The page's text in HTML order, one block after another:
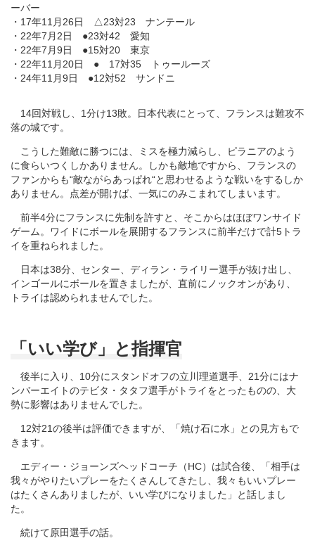
ーバー
・17年11月26日 △23対23 ナンテール
・22年7月2日 ●23対42 愛知
・22年7月9日 ●15対20 東京
・22年11月20日 ● 17対35 トゥールーズ
・24年11月9日 ●12対52 サンドニ
14回対戦し、1分け13敗。日本代表にとって、フランスは難攻不
落の城です。
こうした難敵に勝つには、ミスを極力減らし、ピラニアのよう
に食らいつくしかありません。しかも敵地ですから、フランスの
ファンからも“敵ながらあっぱれ“と思わせるような戦いをするしか
ありません。点差が開けば、一気にのみこまれてしまいます。
前半4分にフランスに先制を許すと、そこからはほぼワンサイド
ゲーム。ワイドにボールを展開するフランスに前半だけで計5トラ
イを重ねられました。
日本は38分、センター、ディラン・ライリー選手が抜け出し、
インゴールにボールを置きましたが、直前にノックオンがあり、
トライは認められませんでした。
「いい学び」と指揮官
後半に入り、10分にスタンドオフの立川理道選手、21分にはナ
ンバーエイトのテビタ・タタフ選手がトライをとったものの、大
勢に影響はありませんでした。
12対21の後半は評価できますが、「焼け石に水」との見方もで
きます。
エディー・ジョーンズヘッドコーチ（HC）は試合後、「相手は
我々がやりたいプレーをたくさんしてきたし、我々もいいプレー
はたくさんありましたが、いい学びになりました」と話しまし
た。
続けて原田選手の話。